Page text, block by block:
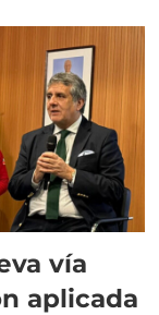
vía
aplicada